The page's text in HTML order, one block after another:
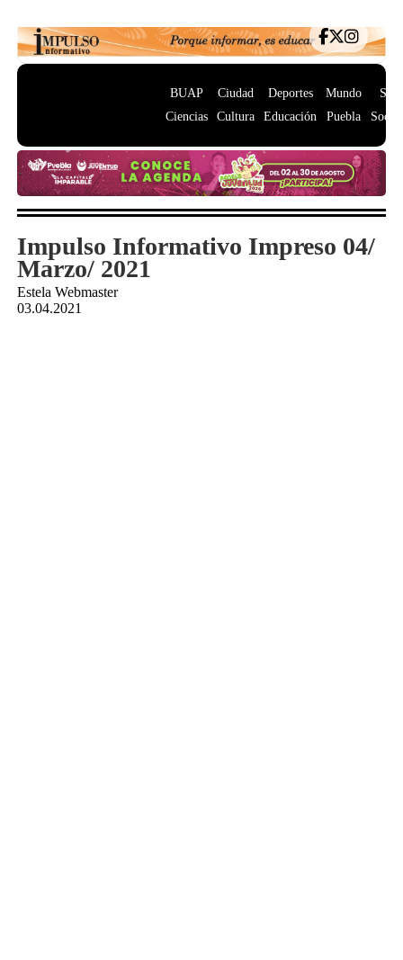
BUAP
Ciencias
Ciudad
Cultura
Deportes
Educación
Mundo
Puebla
Impulso Informativo Impreso 04/
Marzo/ 2021
Estela Webmaster
03.04.2021